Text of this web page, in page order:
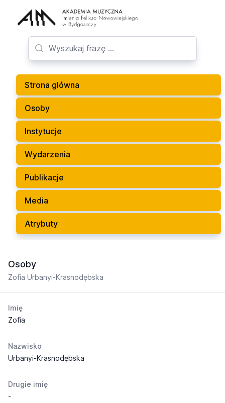
Strona glówna
Osoby
Instytucje
Wydarzenia
Publikacje
Media
Atrybuty
Osoby
Zofia Urbanyi-Krasnodębska
Imię
Zofia
Nazwisko
Urbanyi-Krasnodębska
Drugie imię
-